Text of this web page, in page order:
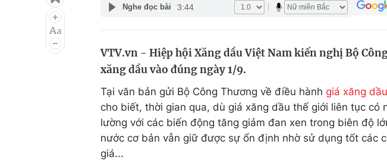
Điện ảnh
Âm nhạc
Du lịch
Chất lượng cuộc sống
Tuyển sinh
Nghe đọc bài 3:44
VTV.vn - Hiệp hội Xăng dầu Việt Nam kiến nghị Bộ
xăng dầu vào đúng ngày 1/9.
Tại văn bản gửi Bộ Công Thương về điều hành giá xăng dầu
cho biết, thời gian qua, dù giá xăng dầu thế giới liên tục có
lường với các biến động tăng giảm đan xen trong biên độ
nước cơ bản vẫn giữ được sự ổn định nhờ sử dụng tốt các
giá...